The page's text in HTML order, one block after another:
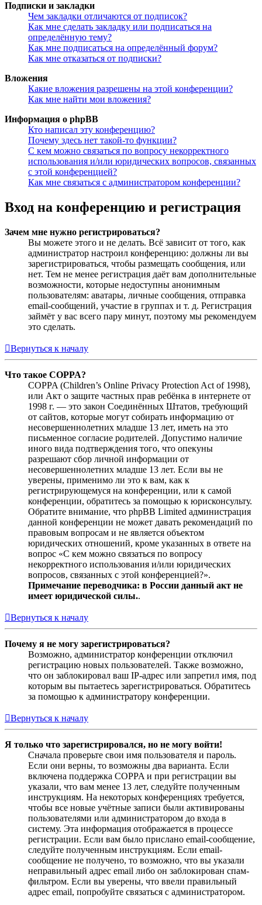
Подписки и закладки
Чем закладки отличаются от подписок?
Как мне сделать закладку или подписаться на
определённую тему?
Как мне подписаться на определённый форум?
Как мне отказаться от подписки?
Вложения
Какие вложения разрешены на этой конференции?
Как мне найти мои вложения?
Информация о phpBB
Кто написал эту конференцию?
Почему здесь нет такой-то функции?
С кем можно связаться по вопросу некорректного
использования и/или юридических вопросов, связанных
с этой конференцией?
Как мне связаться с администратором конференции?
Вход на конференцию и регистрация
Зачем мне нужно регистрироваться?
Вы можете этого и не делать. Всё зависит от того, как
администратор настроил конференцию: должны ли вы
зарегистрироваться, чтобы размещать сообщения, или
нет. Тем не менее регистрация даёт вам дополнительные
возможности, которые недоступны анонимным
пользователям: аватары, личные сообщения, отправка
email-сообщений, участие в группах и т. д. Регистрация
займёт у вас всего пару минут, поэтому мы рекомендуем
это сделать.
Вернуться к началу
Что такое COPPA?
COPPA (Children’s Online Privacy Protection Act of 1998),
или Акт о защите частных прав ребёнка в интернете от
1998 г. — это закон Соединённых Штатов, требующий
от сайтов, которые могут собирать информацию от
несовершеннолетних младше 13 лет, иметь на это
письменное согласие родителей. Допустимо наличие
иного вида подтверждения того, что опекуны
разрешают сбор личной информации от
несовершеннолетних младше 13 лет. Если вы не
уверены, применимо ли это к вам, как к
регистрирующемуся на конференции, или к самой
конференции, обратитесь за помощью к юрисконсульту.
Обратите внимание, что phpBB Limited администрация
данной конференции не может давать рекомендаций по
правовым вопросам и не является объектом
юридических отношений, кроме указанных в ответе на
вопрос «С кем можно связаться по вопросу
некорректного использования и/или юридических
вопросов, связанных с этой конференцией?».
Примечание переводчика: в России данный акт не
имеет юридической силы..
Вернуться к началу
Почему я не могу зарегистрироваться?
Возможно, администратор конференции отключил
регистрацию новых пользователей. Также возможно,
что он заблокировал ваш IP-адрес или запретил имя, под
которым вы пытаетесь зарегистрироваться. Обратитесь
за помощью к администратору конференции.
Вернуться к началу
Я только что зарегистрировался, но не могу войти!
Сначала проверьте свои имя пользователя и пароль.
Если они верны, то возможны два варианта. Если
включена поддержка COPPA и при регистрации вы
указали, что вам менее 13 лет, следуйте полученным
инструкциям. На некоторых конференциях требуется,
чтобы все новые учётные записи были активированы
пользователями или администратором до входа в
систему. Эта информация отображается в процессе
регистрации. Если вам было прислано email-сообщение,
следуйте полученным инструкциям. Если email-
сообщение не получено, то возможно, что вы указали
неправильный адрес email либо он заблокирован спам-
фильтром. Если вы уверены, что ввели правильный
адрес email, попробуйте связаться с администратором.